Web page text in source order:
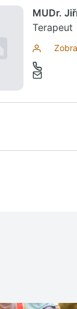
MUDr.
Terapeut